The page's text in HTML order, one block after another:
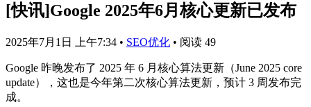
[快讯]Google 2025年6月核心更新已发布
2025年7月1日 上午7:34 • SEO优化 • 阅读 49
Google 昨晚发布了 2025 年 6 月核心算法更新（June 2025 core
update），这也是今年第二次核心算法更新，预计 3 周发布完
成。